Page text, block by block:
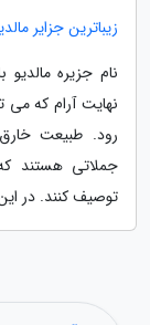
زیباترین جزایر
نام جزیره
نهایت آرام که
رود. طبیعت خارق
جملاتی هستند
توصیف کنند. در